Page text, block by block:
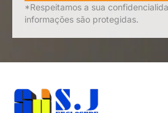
*Respeitamos a sua
informações são protegidas.